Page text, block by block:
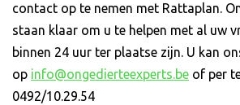
contact op te nemen met Rattaplan.
staan klaar om u te helpen met al uw
binnen 24 uur ter plaatse zijn. U kan
op info@ongedierteexperts.be of per
0492/10.29.54